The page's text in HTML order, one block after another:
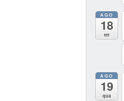
AGO
18
ter
AGO
19
qua